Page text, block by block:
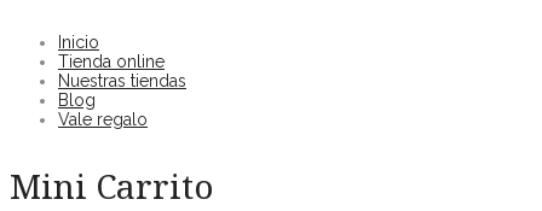
Inicio
Tienda online
Nuestras tiendas
Blog
Vale regalo
Mini Carrito